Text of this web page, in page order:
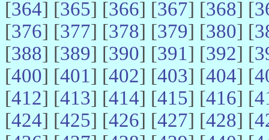
[364] [365] [366] [367] [368] [
[376] [377] [378] [379] [380] [
[388] [389] [390] [391] [392] [
[400] [401] [402] [403] [404] [
[412] [413] [414] [415] [416] [
[424] [425] [426] [427] [428] [